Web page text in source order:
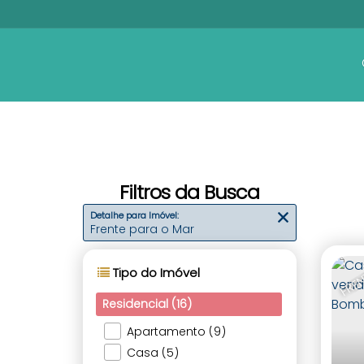
Filtros da Busca
Detalhe para Imóvel:
Frente para o Mar
Tipo do Imóvel
Residencial (16)
Apartamento (9)
Casa (5)